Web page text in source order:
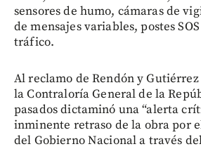
sensores de humo, cámaras de
de mensajes variables, postes
tráfico.
Al reclamo de Rendón y
la Contraloría General de la
pasados dictaminó una “alerta
inminente retraso de la obra por
del Gobierno Nacional a través